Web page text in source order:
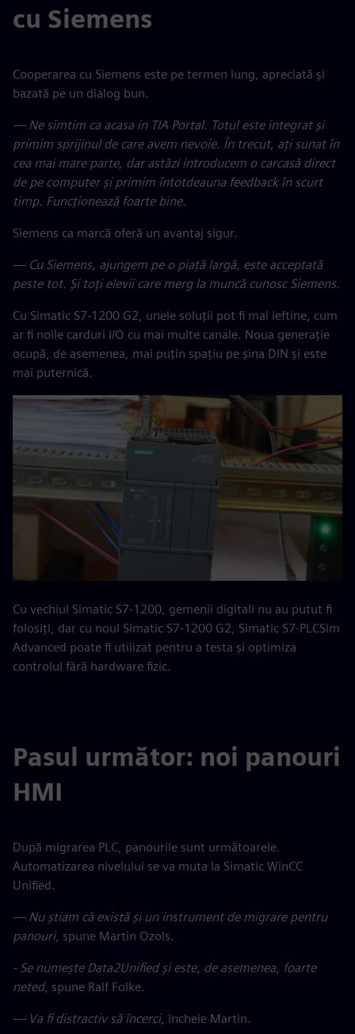
cu Siemens
Cooperarea cu Siemens este pe termen lung, apreciată și
bazată pe un dialog bun.
— Ne simtim ca acasa in TIA Portal. Totul este integrat și
primim sprijinul de care avem nevoie. În trecut, ați sunat în
cea mai mare parte, dar astăzi introducem o carcasă direct
de pe computer și primim întotdeauna feedback în scurt
timp. Funcționează foarte bine.
Siemens ca marcă oferă un avantaj sigur.
— Cu Siemens, ajungem pe o piață largă, este acceptată
peste tot. Și toți elevii care merg la muncă cunosc Siemens.
Cu Simatic S7-1200 G2, unele soluții pot fi mai ieftine, cum
ar fi noile carduri I/O cu mai multe canale. Noua generație
ocupă, de asemenea, mai puțin spațiu pe șina DIN și este
mai puternică.
Cu vechiul Simatic S7-1200, gemenii digitali nu au putut fi
folosiți, dar cu noul Simatic S7-1200 G2, Simatic S7-PLCSim
Advanced poate fi utilizat pentru a testa și optimiza
controlul fără hardware fizic.
Pasul următor: noi panouri
HMI
După migrarea PLC, panourile sunt următoarele.
Automatizarea nivelului se va muta la Simatic WinCC
Unified.
— Nu știam că există și un instrument de migrare pentru
panouri, spune Martin Ozols.
- Se numește Data2Unified și este, de asemenea, foarte
neted, spune Ralf Folke.
— Va fi distractiv să încerci, încheie Martin.